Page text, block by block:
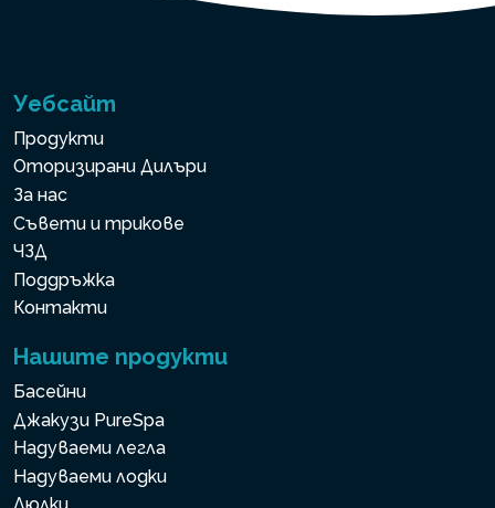
Уебсайт
Продукти
Оторизирани Дилъри
За нас
Съвети и трикове
ЧЗД
Поддръжка
Контакти
Нашите продукти
Басейни
Джакузи PureSpa
Надуваеми легла
Надуваеми лодки